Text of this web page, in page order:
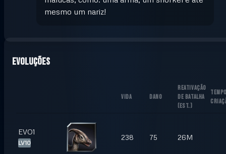
mesmo um nariz!
Evoluções
VIDA DANO
REATIVAÇÃO
DE BATALHA
(EST.)
EVO1
LV10
238 75 26M